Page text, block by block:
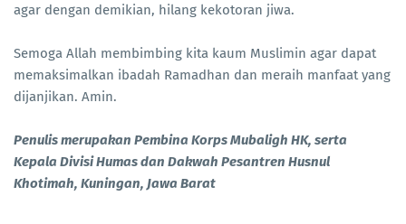
agar dengan demikian, hilang kekotoran jiwa.
Semoga Allah membimbing kita kaum Muslimin agar dapat
memaksimalkan ibadah Ramadhan dan meraih manfaat yang
dijanjikan. Amin.
Penulis merupakan Pembina Korps Mubaligh HK, serta
Kepala Divisi Humas dan Dakwah Pesantren Husnul
Khotimah, Kuningan, Jawa Barat